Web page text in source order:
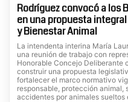
Rodríguez convocó a los
en una propuesta
y Bienestar Animal
La intendenta interina María
una reunión de trabajo con
Honorable Concejo Deliberante
construir una propuesta
fortalecer el marco normativo
responsable, protección
accidentes por animales sueltos